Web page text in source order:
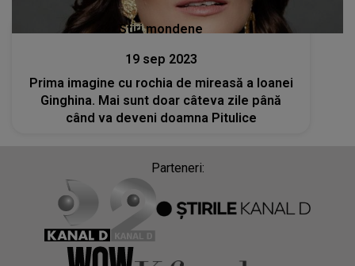
Stiri mondene
19 sep 2023
Prima imagine cu rochia de mireasă a Ioanei
Ginghina. Mai sunt doar câteva zile până
când va deveni doamna Pitulice
Parteneri: